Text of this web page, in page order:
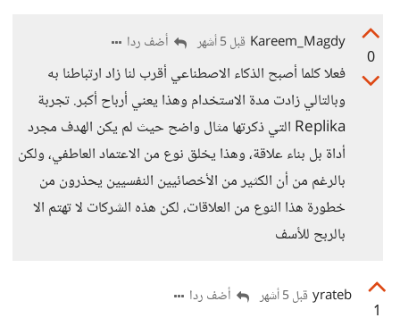
0
Kareem_Magdy قبل 5 أشهر أضف ردا
فعلا كلما أصبح الذكاء الاصطناعي أقرب لنا زاد ارتباطنا به
وبالتالي زادت مدة الاستخدام وهذا يعني أرباح أكبر. تجربة
Replika التي ذكرتها مثال واضح حيث لم يكن الهدف مجرد
أداة بل بناء علاقة، وهذا يخلق نوع من الاعتماد العاطفي، ولكن
بالرغم من أن الكثير من الأخصائيين النفسيين يحذرون من
خطورة هذا النوع من العلاقات، لكن هذه الشركات لا تهتم الا
بالربح للأسف
1
yrateb قبل 5 أشهر أضف ردا